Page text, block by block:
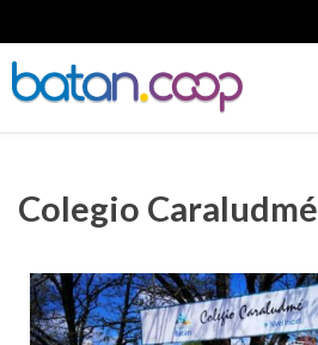
Colegio Caraludmé